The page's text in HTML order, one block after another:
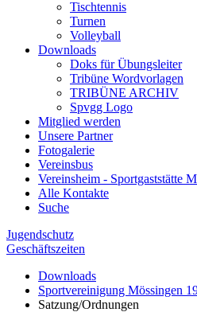
Tischtennis
Turnen
Volleyball
Downloads
Doks für Übungsleiter
Tribüne Wordvorlagen
TRIBÜNE ARCHIV
Spvgg Logo
Mitglied werden
Unsere Partner
Fotogalerie
Vereinsbus
Vereinsheim - Sportgaststätte
Alle Kontakte
Suche
Jugendschutz
Geschäftszeiten
Downloads
Sportvereinigung Mössingen
Satzung/Ordnungen